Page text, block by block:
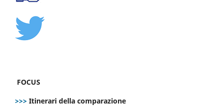
FOCUS
>>> Itinerari della comparazione